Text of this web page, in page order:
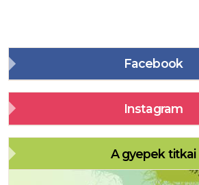
Facebook
Instagram
A gyepek titkai